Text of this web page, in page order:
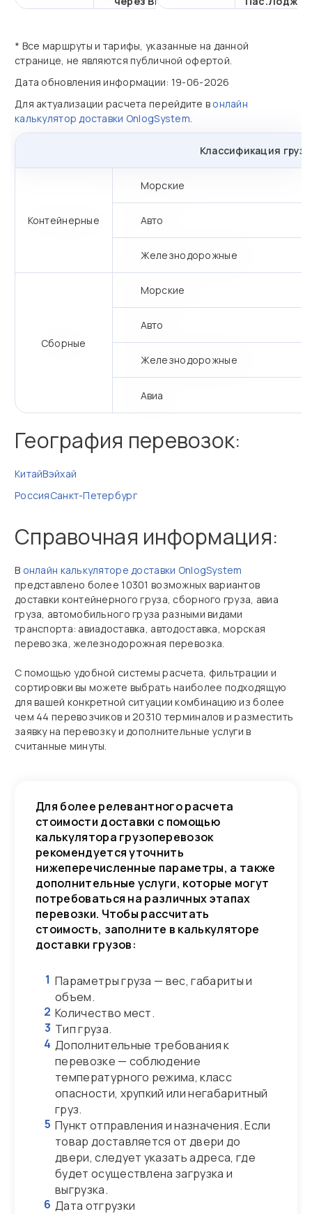
* Все маршруты и тарифы, указанные на данной
странице, не являются публичной офертой.
Дата обновления информации: 19-06-2026
Для актуализации расчета перейдите в онлайн
калькулятор доставки OnlogSystem.
Классификация
Контейнерные
Морские
Авто
Железнодорожные
Сборные
Морские
Авто
Железнодорожные
Авиа
География перевозок:
КитайВэйхай
РоссияСанкт-Петербург
Справочная информация:
В онлайн калькуляторе доставки OnlogSystem
представлено более 10301 возможных вариантов
доставки контейнерного груза, сборного груза, авиа
груза, автомобильного груза разными видами
транспорта: авиадоставка, автодоставка, морская
перевозка, железнодорожная перевозка.
С помощью удобной системы расчета, фильтрации и
сортировки вы можете выбрать наиболее подходящую
для вашей конкретной ситуации комбинацию из более
чем 44 перевозчиков и 20310 терминалов и разместить
заявку на перевозку и дополнительные услуги в
считанные минуты.
Для более релевантного расчета
стоимости доставки с помощью
калькулятора грузоперевозок
рекомендуется уточнить
нижеперечисленные параметры, а также
дополнительные услуги, которые могут
потребоваться на различных этапах
перевозки. Чтобы рассчитать
стоимость, заполните в калькуляторе
доставки грузов:
1 Параметры груза — вес, габариты и
объем.
2 Количество мест.
3 Тип груза.
4 Дополнительные требования к
перевозке — соблюдение
температурного режима, класс
опасности, хрупкий или негабаритный
груз.
5 Пункт отправления и назначения. Если
товар доставляется от двери до
двери, следует указать адреса, где
будет осуществлена загрузка и
выгрузка.
6 Дата отгрузки